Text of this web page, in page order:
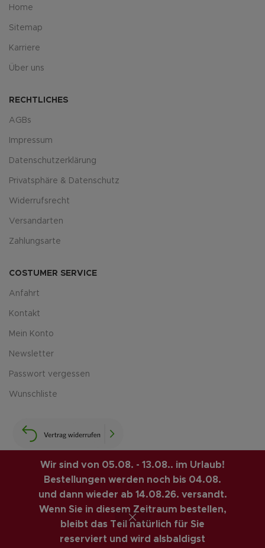
Wir sind von 05.08. - 13.08.. im Urlaub!
Bestellungen werden noch bis 04.08.
und dann wieder ab 14.08.26. versandt.
Wenn Sie in diesem Zeitraum bestellen,
bleibt das Teil natürlich für Sie
reserviert und wird alsbaldigst
Home
Sitemap
Karriere
Über uns
RECHTLICHES
AGBs
Impressum
Datenschutzerklärung
Privatsphäre & Datenschutz
Widerrufsrecht
Versandarten
Zahlungsarte
COSTUMER SERVICE
Anfahrt
Kontakt
Mein Konto
Newsletter
Passwort vergessen
Wunschliste
LUIS-GUITAR-GARAGE.COM © 2026 | CREATED BY
COMPUTERMOBIL. PREMIUM E-COMMERCE SOLUTIONS.
VINTAGE GITARREN ONLINE SHOP
Vertrag widerrufen